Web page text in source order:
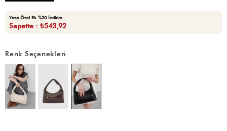
Yaza Özel Ek %20 İndirim
Sepette : ₺543,92
Renk Seçenekleri